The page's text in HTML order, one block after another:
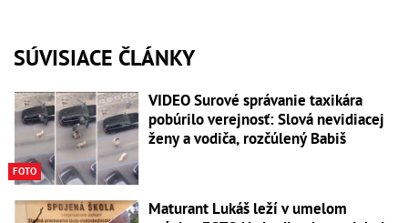
SÚVISIACE ČLÁNKY
FOTO
VIDEO Surové správanie taxikára
pobúrilo verejnosť: Slová nevidiacej
ženy a vodiča, rozčúlený Babiš
Maturant Lukáš leží v umelom